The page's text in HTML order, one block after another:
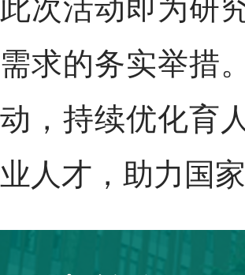
此次活动即为研
需求的务实举措
动，持续优化育
业人才，助力国